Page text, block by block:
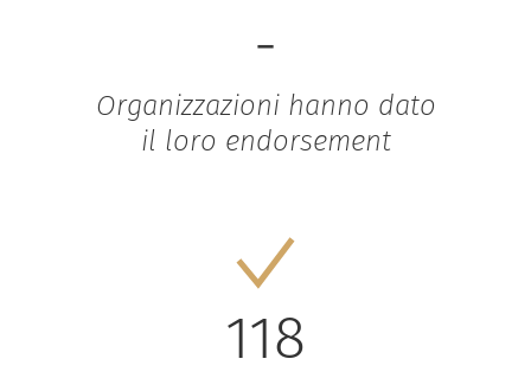
-
Organizzazioni hanno dato
il loro endorsement
118